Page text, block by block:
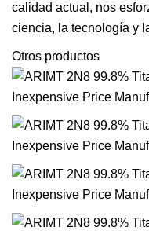
calidad actual, nos
ciencia, la tecnología y
Otros productos